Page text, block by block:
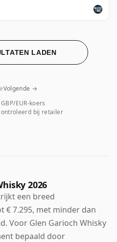
LADEN
EUR-koers
bij retailer
Volgende →
2026
een breed
€ 7.295, met minder dan
Voor Glen Garioch Whisky
bepaald door